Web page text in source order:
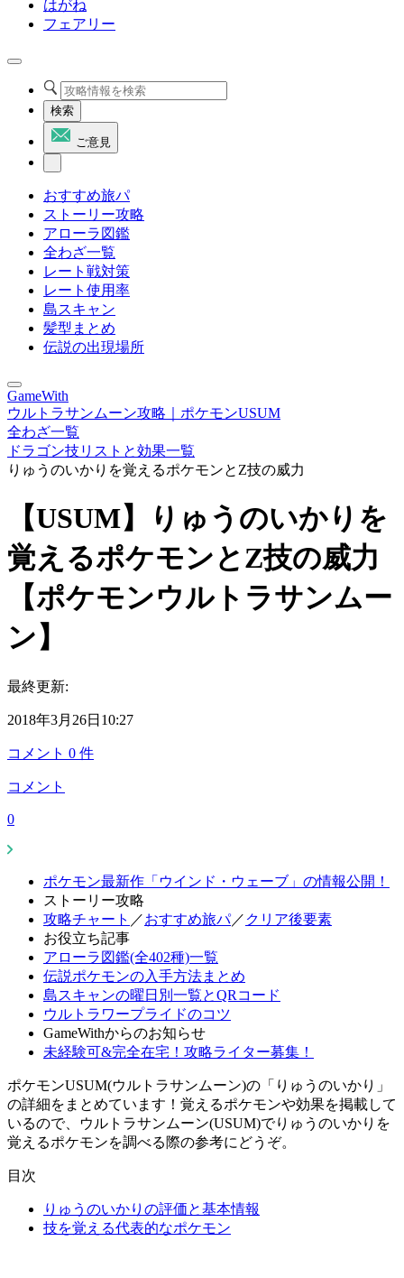
はがね
フェアリー
検索
ご意見
おすすめ旅パ
ストーリー攻略
アローラ図鑑
全わざ一覧
レート戦対策
レート使用率
島スキャン
髪型まとめ
伝説の出現場所
GameWith
ウルトラサンムーン攻略｜ポケモンUSUM
全わざ一覧
ドラゴン技リストと効果一覧
りゅうのいかりを覚えるポケモンとZ技の威力
【USUM】りゅうのいかりを
覚えるポケモンとZ技の威力
【ポケモンウルトラサンムー
ン】
最終更新:
2018年3月26日10:27
コメント 0 件
コメント
0
ポケモン最新作「ウインド・ウェーブ」の情報公開！
ストーリー攻略
攻略チャート ／おすすめ旅パ／ クリア後要素
お役立ち記事
アローラ図鑑(全402種)一覧
伝説ポケモンの入手方法まとめ
島スキャンの曜日別一覧とQRコード
ウルトラワープライドのコツ
GameWithからのお知らせ
未経験可&完全在宅！攻略ライター募集！
ポケモンUSUM(ウルトラサンムーン)の「りゅうのいかり」
の詳細をまとめています！覚えるポケモンや効果を掲載して
いるので、ウルトラサンムーン(USUM)でりゅうのいかりを
覚えるポケモンを調べる際の参考にどうぞ。
目次
りゅうのいかりの評価と基本情報
技を覚える代表的なポケモン